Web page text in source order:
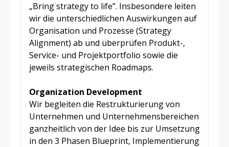
„Bring strategy to life”. Insbesondere leiten
wir die unterschiedlichen Auswirkungen auf
Organisation und Prozesse (Strategy
Alignment) ab und überprüfen Produkt-,
Service- und Projektportfolio sowie die
jeweils strategischen Roadmaps.
Organization Development
Wir begleiten die Restrukturierung von
Unternehmen und Unternehmensbereichen
ganzheitlich von der Idee bis zur Umsetzung
in den 3 Phasen Blueprint, Implementierung